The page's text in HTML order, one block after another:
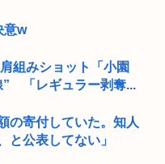
意w
組みショット「小園
” 「レギュラー剥奪...
の寄付していた。知人
と公表してない」